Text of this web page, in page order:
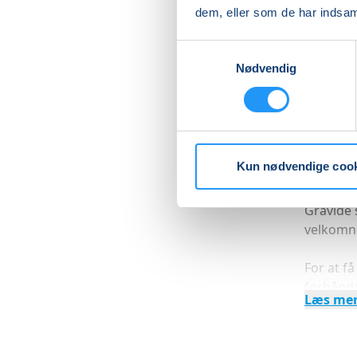
dem, eller som de har
Nødvendig
Kun nødvendige
Ved
–
For at
Læs